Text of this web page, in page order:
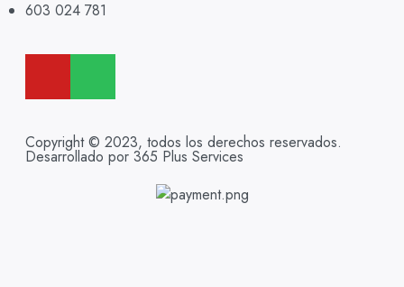
603 024 781
Copyright © 2023, todos los derechos reservados.
Desarrollado por 365 Plus Services